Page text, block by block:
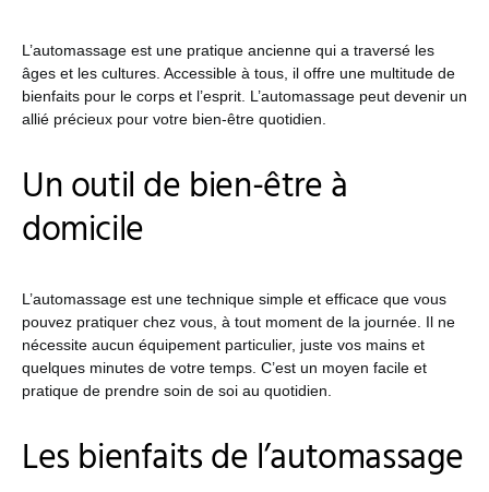
L’automassage est une pratique ancienne qui a traversé les
âges et les cultures. Accessible à tous, il offre une multitude de
bienfaits pour le corps et l’esprit. L’automassage peut devenir un
allié précieux pour votre bien-être quotidien.
Un outil de bien-être à
domicile
L’automassage est une technique simple et efficace que vous
pouvez pratiquer chez vous, à tout moment de la journée. Il ne
nécessite aucun équipement particulier, juste vos mains et
quelques minutes de votre temps. C’est un moyen facile et
pratique de prendre soin de soi au quotidien.
Les bienfaits de l’automassage